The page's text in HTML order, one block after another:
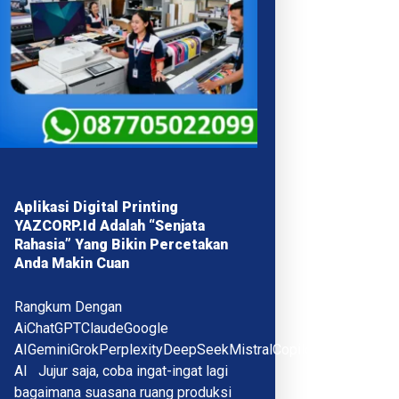
Aplikasi Digital Printing
YAZCORP.id Adalah “Senjata
Rahasia” Yang Bikin Percetakan
Anda Makin Cuan
Rangkum Dengan
AiChatGPTClaudeGoogle
AIGeminiGrokPerplexityDeepSeekMistralCopilotQwenMeta
AI Jujur saja, coba ingat-ingat lagi
bagaimana suasana ruang produksi